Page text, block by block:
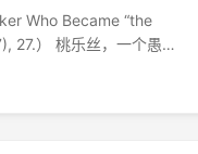
Who Became “the
27.） 桃乐丝，一个愚
Founders (London: